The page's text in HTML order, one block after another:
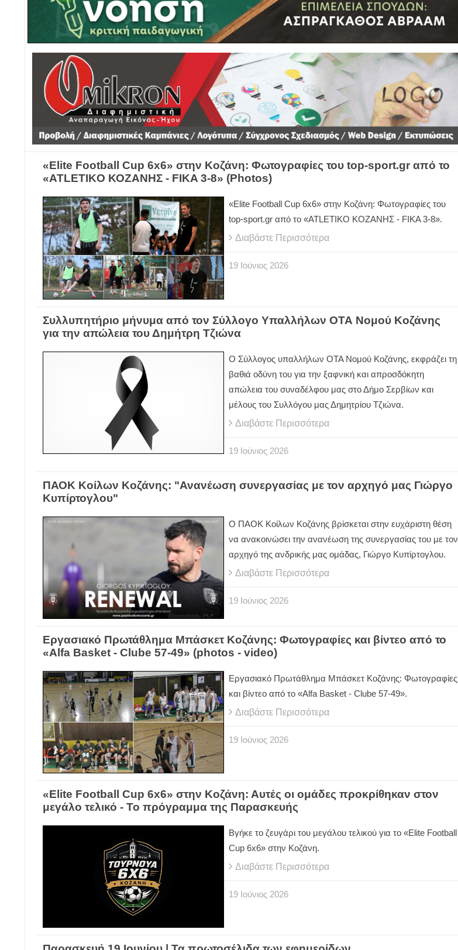
«Elite Football Cup 6x6» στην Κοζάνη: Φωτογραφίες του top-sport.gr από το
«ATLETIKO ΚΟΖΑΝΗΣ - FIKA 3-8» (Photos)
«Elite Football Cup 6x6» στην Κοζάνη: Φωτογραφίες του
top-sport.gr από το «ATLETIKO ΚΟΖΑΝΗΣ - FIKA 3-8».
Διαβάστε Περισσότερα
19 Ιούνιος 2026
Συλλυπητήριο μήνυμα από τον Σύλλογο Υπαλλήλων ΟΤΑ Νομού Κοζάνης
για την απώλεια του Δημήτρη Τζιώνα
Ο Σύλλογος υπαλλήλων ΟΤΑ Νομού Κοζάνης, εκφράζει τη
βαθιά οδύνη του για την ξαφνική και απροσδόκητη
απώλεια του συναδέλφου μας στο Δήμο Σερβίων και
μέλους του Συλλόγου μας Δημητρίου Τζιώνα.
Διαβάστε Περισσότερα
19 Ιούνιος 2026
ΠΑΟΚ Κοίλων Κοζάνης: "Ανανέωση συνεργασίας με τον αρχηγό μας Γιώργο
Κυπίρτογλου"
Ο ΠΑΟΚ Κοίλων Κοζάνης βρίσκεται στην ευχάριστη θέση
να ανακοινώσει την ανανέωση της συνεργασίας του με τον
αρχηγό της ανδρικής μας ομάδας, Γιώργο Κυπίρτογλου.
Διαβάστε Περισσότερα
19 Ιούνιος 2026
Εργασιακό Πρωτάθλημα Μπάσκετ Κοζάνης: Φωτογραφίες και βίντεο από το
«Alfa Basket - Clube 57-49» (photos - video)
Εργασιακό Πρωτάθλημα Μπάσκετ Κοζάνης: Φωτογραφίες
και βίντεο από το «Alfa Basket - Clube 57-49».
Διαβάστε Περισσότερα
19 Ιούνιος 2026
«Elite Football Cup 6x6» στην Κοζάνη: Αυτές οι ομάδες προκρίθηκαν στον
μεγάλο τελικό - Το πρόγραμμα της Παρασκευής
Βγήκε το ζευγάρι του μεγάλου τελικού για το «Elite Football
Cup 6x6» στην Κοζάνη.
Διαβάστε Περισσότερα
19 Ιούνιος 2026